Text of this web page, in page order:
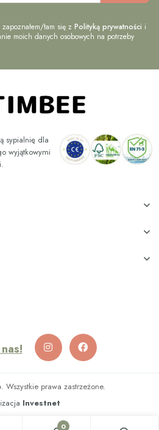
zapoznałem/łam się zPolityką prywatności i
moich danych osobowych na potrzeby
sypialnię dla
wyjątkowymi
. Wszystkie prawa zastrzeżone.
Investnet
0